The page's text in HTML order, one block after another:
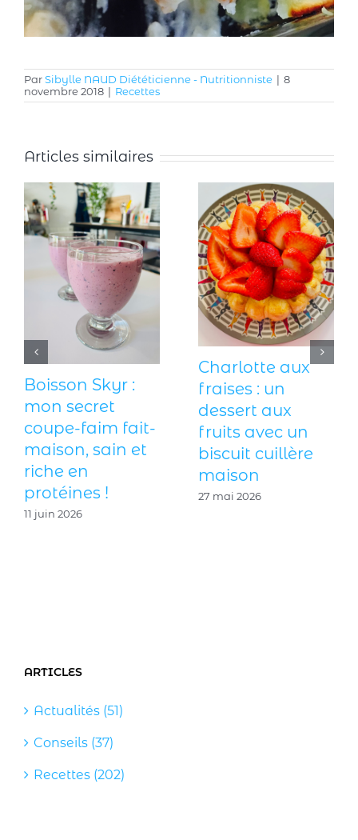
ParSibylle NAUD Diététicienne - Nutritionniste | 8
novembre 2018 | Recettes
Articles similaires
Boisson Skyr :
mon secret
coupe-faim fait-
maison, sain et
riche en
protéines !
11 juin 2026
Charlotte aux
fraises : un
dessert aux
fruits avec un
biscuit cuillère
maison
27 mai 2026
ARTICLES
Actualités (51)
Conseils (37)
Recettes (202)